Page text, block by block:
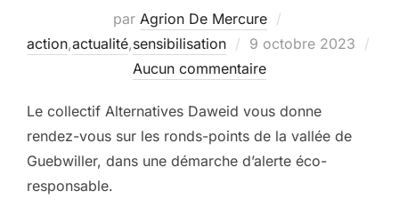
par Agrion De Mercure
action,actualité,sensibilisation
Publié
le
9 octobre 2023
Aucun commentaire
Le collectif Alternatives Daweid vous donne
rendez-vous sur les ronds-points de la vallée de
Guebwiller, dans une démarche d’alerte éco-
responsable.